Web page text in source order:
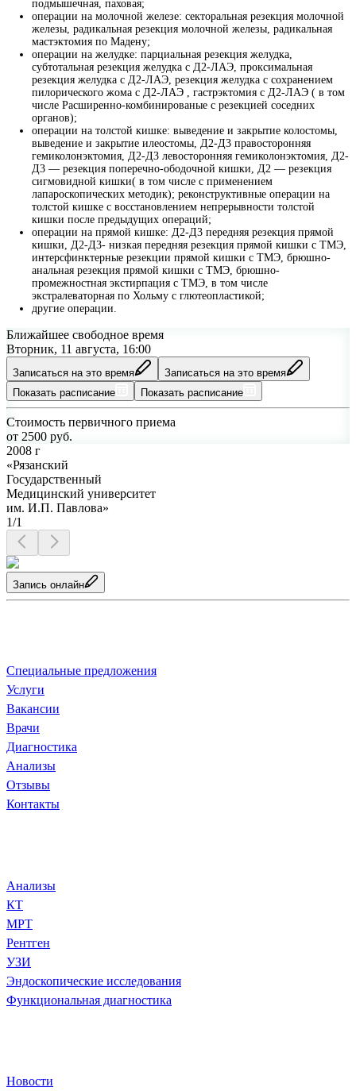
подмышечная, паховая;
операции на молочной железе: секторальная резекция молочной
железы, радикальная резекция молочной железы, радикальная
мастэктомия по Мадену;
операции на желудке: парциальная резекция желудка,
субтотальная резекция желудка с Д2-ЛАЭ, проксимальная
резекция желудка с Д2-ЛАЭ, резекция желудка с сохранением
пилорического жома с Д2-ЛАЭ , гастрэктомия с Д2-ЛАЭ ( в том
числе Расширенно-комбинированые с резекцией соседних
органов);
операции на толстой кишке: выведение и закрытие колостомы,
выведение и закрытие илеостомы, Д2-Д3 правосторонняя
гемиколонэктомия, Д2-Д3 левосторонняя гемиколонэктомия, Д2-
Д3 — резекция поперечно-ободочной кишки, Д2 — резекция
сигмовидной кишки( в том числе с применением
лапароскопических методик); реконструктивные операции на
толстой кишке с восстановлением непрерывности толстой
кишки после предыдущих операций;
операции на прямой кишке: Д2-Д3 передняя резекция прямой
кишки, Д2-Д3- низкая передняя резекция прямой кишки с ТМЭ,
интерсфинктерные резекции прямой кишки с ТМЭ, брюшно-
анальная резекция прямой кишки с ТМЭ, брюшно-
промежностная экстирпация с ТМЭ, в том числе
экстралеваторная по Хольму с глютеопластикой;
другие операции.
Ближайшее свободное время
Вторник, 11 августа, 16:00
Записаться на это время
Записаться на это время
Показать расписание
Показать расписание
Стоимость первичного приема
от 2500 руб.
2008 г
«Рязанский
Государственный
Медицинский университет
им. И.П. Павлова»
1/1
Запись онлайн
Специальные предложения
Услуги
Ваканcии
Врачи
Диагностика
Анализы
Отзывы
Контакты
Анализы
КТ
МРТ
Рентген
УЗИ
Эндоскопические исследования
Функциональная диагностика
Новости